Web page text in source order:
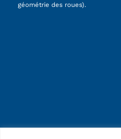
géométrie des roues).